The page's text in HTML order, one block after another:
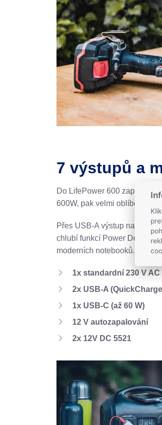
7 výstupů a
Do LifePower 600 zapojíte
600W, pak velmi oblíbený
Přes USB-A výstup nabijete
chlubí funkcí Power Delivery
moderních notebooků.
1x standardní 230 V
2x USB-A
1x USB-C (až 60 W)
12 V autozapalování
2x 12V DC 5521